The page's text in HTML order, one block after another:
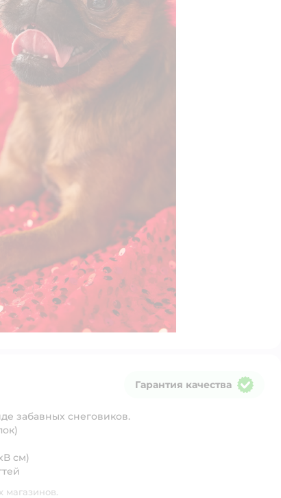
Гарантия качества
забавных снеговиков.
см)
магазинов.